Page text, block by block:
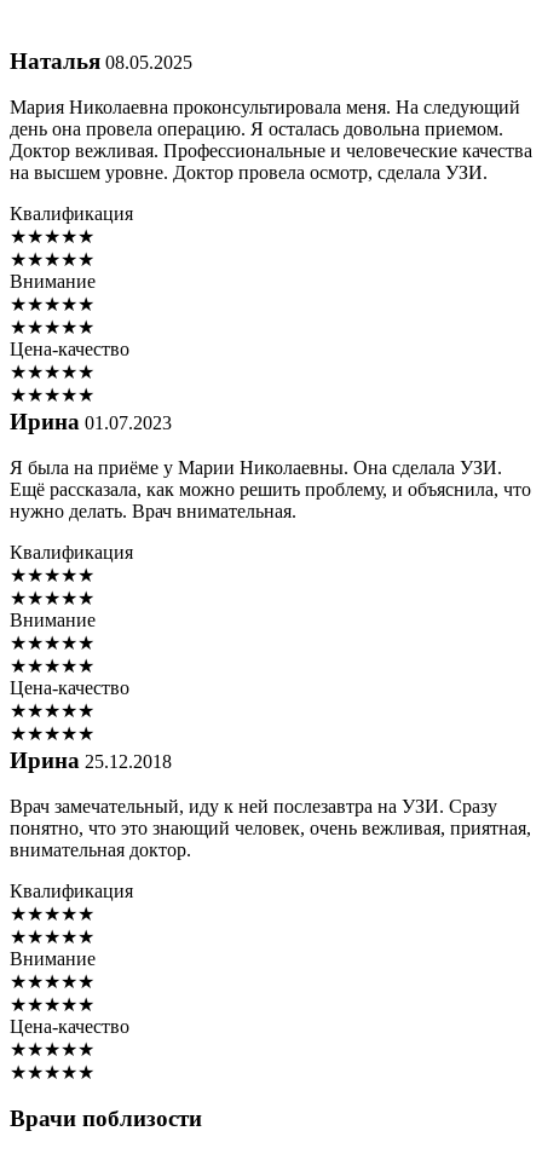
Наталья 08.05.2025
Мария Николаевна проконсультировала меня. На следующий
день она провела операцию. Я осталась довольна приемом.
Доктор вежливая. Профессиональные и человеческие качества
на высшем уровне. Доктор провела осмотр, сделала УЗИ.
Квалификация
★★★★★
★★★★★
Внимание
★★★★★
★★★★★
Цена-качество
★★★★★
★★★★★
Ирина 01.07.2023
Я была на приёме у Марии Николаевны. Она сделала УЗИ.
Ещё рассказала, как можно решить проблему, и объяснила, что
нужно делать. Врач внимательная.
Квалификация
★★★★★
★★★★★
Внимание
★★★★★
★★★★★
Цена-качество
★★★★★
★★★★★
Ирина 25.12.2018
Врач замечательный, иду к ней послезавтра на УЗИ. Сразу
понятно, что это знающий человек, очень вежливая, приятная,
внимательная доктор.
Квалификация
★★★★★
★★★★★
Внимание
★★★★★
★★★★★
Цена-качество
★★★★★
★★★★★
Врачи поблизости